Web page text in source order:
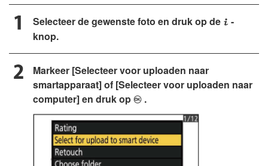
Selecteer de gewenste foto en druk op de i -
knop.
Markeer [Selecteer voor uploaden naar
smartapparaat] of [Selecteer voor uploaden naar
computer] en druk op J .